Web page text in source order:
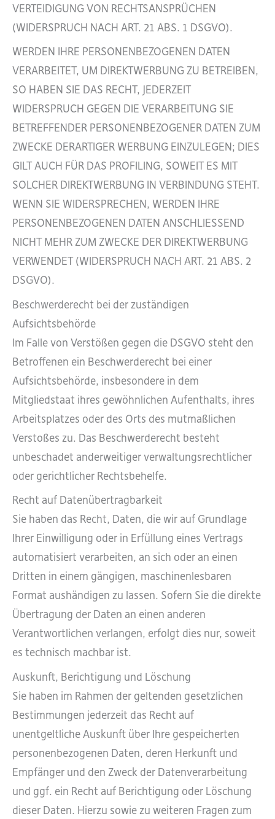
VERTEIDIGUNG VON RECHTSANSPRÜCHEN
(WIDERSPRUCH NACH ART. 21 ABS. 1 DSGVO).
WERDEN IHRE PERSONENBEZOGENEN DATEN
VERARBEITET, UM DIREKTWERBUNG ZU BETREIBEN,
SO HABEN SIE DAS RECHT, JEDERZEIT
WIDERSPRUCH GEGEN DIE VERARBEITUNG SIE
BETREFFENDER PERSONENBEZOGENER DATEN ZUM
ZWECKE DERARTIGER WERBUNG EINZULEGEN; DIES
GILT AUCH FÜR DAS PROFILING, SOWEIT ES MIT
SOLCHER DIREKTWERBUNG IN VERBINDUNG STEHT.
WENN SIE WIDERSPRECHEN, WERDEN IHRE
PERSONENBEZOGENEN DATEN ANSCHLIESSEND
NICHT MEHR ZUM ZWECKE DER DIREKTWERBUNG
VERWENDET (WIDERSPRUCH NACH ART. 21 ABS. 2
DSGVO).
Beschwerderecht bei der zuständigen
Aufsichtsbehörde
Im Falle von Verstößen gegen die DSGVO steht den
Betroffenen ein Beschwerderecht bei einer
Aufsichtsbehörde, insbesondere in dem
Mitgliedstaat ihres gewöhnlichen Aufenthalts, ihres
Arbeitsplatzes oder des Orts des mutmaßlichen
Verstoßes zu. Das Beschwerderecht besteht
unbeschadet anderweitiger verwaltungsrechtlicher
oder gerichtlicher Rechtsbehelfe.
Recht auf Datenübertragbarkeit
Sie haben das Recht, Daten, die wir auf Grundlage
Ihrer Einwilligung oder in Erfüllung eines Vertrags
automatisiert verarbeiten, an sich oder an einen
Dritten in einem gängigen, maschinenlesbaren
Format aushändigen zu lassen. Sofern Sie die direkte
Übertragung der Daten an einen anderen
Verantwortlichen verlangen, erfolgt dies nur, soweit
es technisch machbar ist.
Auskunft, Berichtigung und Löschung
Sie haben im Rahmen der geltenden gesetzlichen
Bestimmungen jederzeit das Recht auf
unentgeltliche Auskunft über Ihre gespeicherten
personenbezogenen Daten, deren Herkunft und
Empfänger und den Zweck der Datenverarbeitung
und ggf. ein Recht auf Berichtigung oder Löschung
dieser Daten. Hierzu sowie zu weiteren Fragen zum